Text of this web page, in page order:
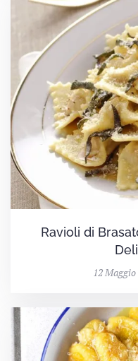
Ravioli di
12